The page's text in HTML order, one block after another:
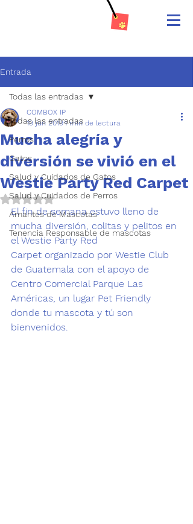
Entrada
Todas las entradas
Perros
Gatos
Salud y Cuidados de Gatos
Salud y Cuidados de Perros
Amantes de Mascotas
Tenencia Responsable de mascotas
Todas las entradas
Mucha alegría y
diversión se vivió en el
Westie Party Red Carpet
COMBOX IP
19 jun 20191 min de lectura
Obtuvo NaN de 5 estrellas.
El fin de semana estuvo lleno de
mucha diversión, colitas y pelitos en
el Westie Party Red
Carpet organizado por Westie Club
de Guatemala con el apoyo de
Centro Comercial Parque Las
Américas, un lugar Pet Friendly
donde tu mascota y tú son
bienvenidos.